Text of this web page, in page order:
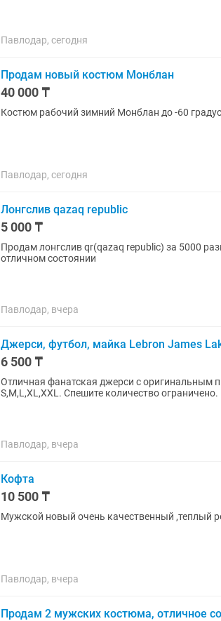
Павлодар, сегодня
Продам новый костюм Монблан
40 000 ₸
Костюм рабочий зимний Монблан до -60
Павлодар, сегодня
Лонгслив qazaq republic
5 000 ₸
Продам лонгслив qr(qazaq republic) за 5000
отличном состоянии
Павлодар, вчера
Джерси, футбол, майка Lebron James
6 500 ₸
Отличная фанатская джерси с
S,M,L,XL,XXL. Спешите количество ограничено.
Павлодар, вчера
Кофта
10 500 ₸
Мужской новый очень качественный ,теплый
Павлодар, вчера
Продам 2 мужских костюма, отличное